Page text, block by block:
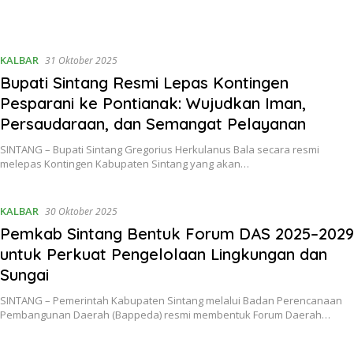
KALBAR 31 Oktober 2025
Bupati Sintang Resmi Lepas Kontingen
Pesparani ke Pontianak: Wujudkan Iman,
Persaudaraan, dan Semangat Pelayanan
SINTANG – Bupati Sintang Gregorius Herkulanus Bala secara resmi
melepas Kontingen Kabupaten Sintang yang akan…
KALBAR 30 Oktober 2025
Pemkab Sintang Bentuk Forum DAS 2025–2029
untuk Perkuat Pengelolaan Lingkungan dan
Sungai
SINTANG – Pemerintah Kabupaten Sintang melalui Badan Perencanaan
Pembangunan Daerah (Bappeda) resmi membentuk Forum Daerah…